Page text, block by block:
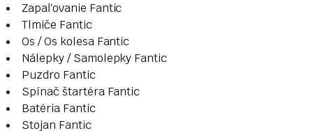
Zapaľovanie Fantic
Tlmiče Fantic
Os / Os kolesa Fantic
Nálepky / Samolepky Fantic
Puzdro Fantic
Spínač štartéra Fantic
Batéria Fantic
Stojan Fantic